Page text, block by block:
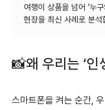
여행이 상품을 넘어 ‘누
📸왜 우리는 ‘인
스마트폰을 켜는 순간,